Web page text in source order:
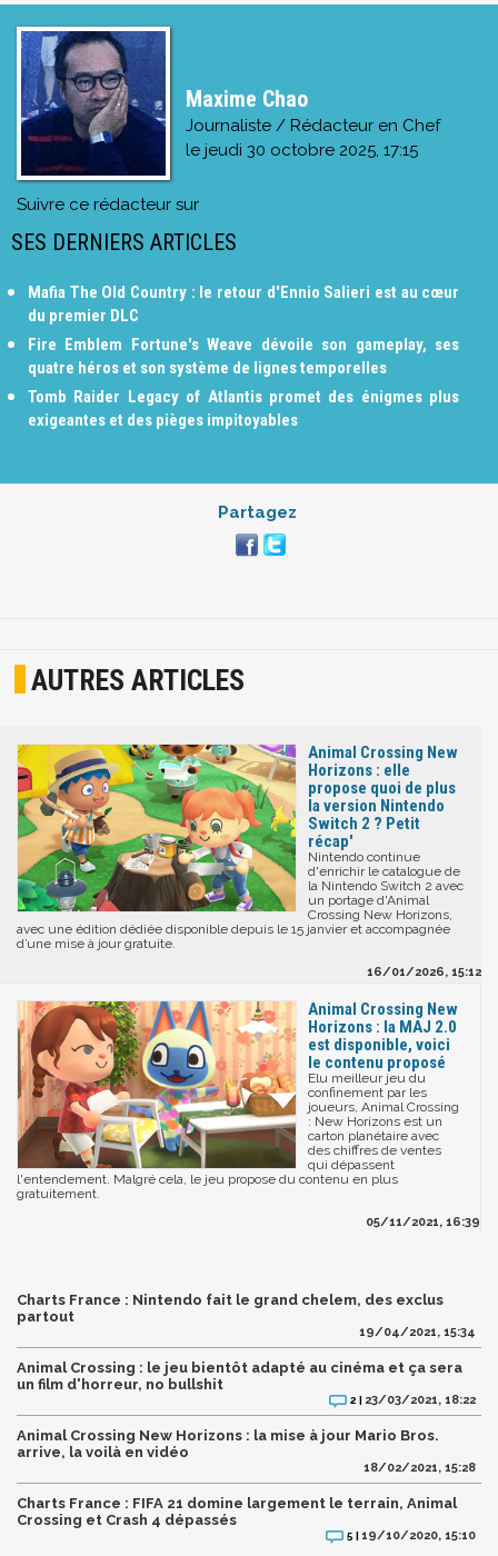
Maxime Chao
Journaliste / Rédacteur en Chef
le jeudi 30 octobre 2025, 17:15
Suivre ce rédacteur sur
SES DERNIERS ARTICLES
Mafia The Old Country : le retour d'Ennio Salieri est au cœur
du premier DLC
Fire Emblem Fortune's Weave dévoile son gameplay, ses
quatre héros et son système de lignes temporelles
Tomb Raider Legacy of Atlantis promet des énigmes plus
exigeantes et des pièges impitoyables
Partagez
AUTRES ARTICLES
Animal Crossing New
Horizons : elle
propose quoi de plus
la version Nintendo
Switch 2 ? Petit
récap'
Nintendo continue
d'enrichir le catalogue de
la Nintendo Switch 2 avec
un portage d'Animal
Crossing New Horizons,
avec une édition dédiée disponible depuis le 15 janvier et accompagnée
d’une mise à jour gratuite.
16/01/2026, 15:12
Animal Crossing New
Horizons : la MAJ 2.0
est disponible, voici
le contenu proposé
Elu meilleur jeu du
confinement par les
joueurs, Animal Crossing
: New Horizons est un
carton planétaire avec
des chiffres de ventes
qui dépassent
l'entendement. Malgré cela, le jeu propose du contenu en plus
gratuitement.
05/11/2021, 16:39
Charts France : Nintendo fait le grand chelem, des exclus
partout
19/04/2021, 15:34
Animal Crossing : le jeu bientôt adapté au cinéma et ça sera
un film d'horreur, no bullshit
2 | 23/03/2021, 18:22
Animal Crossing New Horizons : la mise à jour Mario Bros.
arrive, la voilà en vidéo
18/02/2021, 15:28
Charts France : FIFA 21 domine largement le terrain, Animal
Crossing et Crash 4 dépassés
5 | 19/10/2020, 15:10